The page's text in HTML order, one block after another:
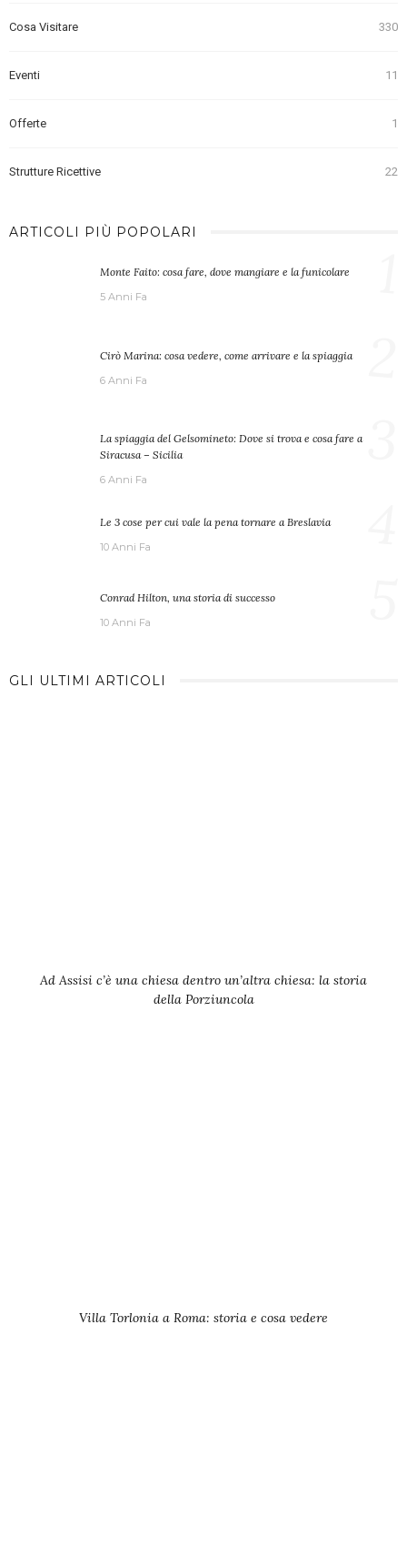
Cosa Visitare 330
Eventi 11
Offerte 1
Strutture Ricettive 22
ARTICOLI PIÙ POPOLARI
Monte Faito: cosa fare, dove mangiare e la funicolare
5 Anni Fa
Cirò Marina: cosa vedere, come arrivare e la spiaggia
6 Anni Fa
La spiaggia del Gelsomineto: Dove si trova e cosa fare a
Siracusa – Sicilia
6 Anni Fa
Le 3 cose per cui vale la pena tornare a Breslavia
10 Anni Fa
Conrad Hilton, una storia di successo
10 Anni Fa
GLI ULTIMI ARTICOLI
Ad Assisi c’è una chiesa dentro un’altra chiesa: la storia
della Porziuncola
Villa Torlonia a Roma: storia e cosa vedere